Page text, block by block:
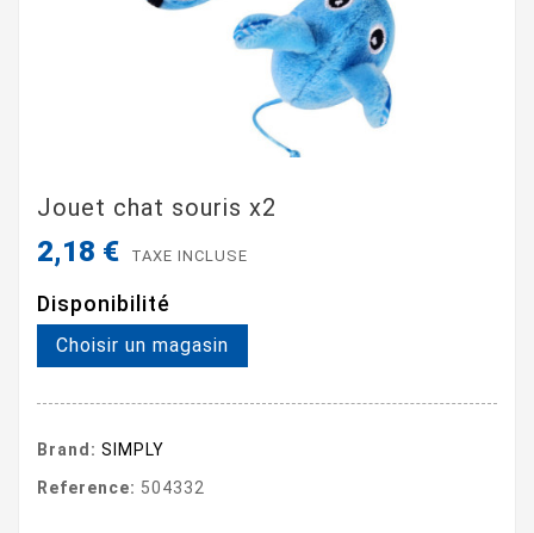
Jouet chat souris x2
2,18 € TAXE INCLUSE
Disponibilité
Choisir un magasin
Brand: SIMPLY
Reference: 504332